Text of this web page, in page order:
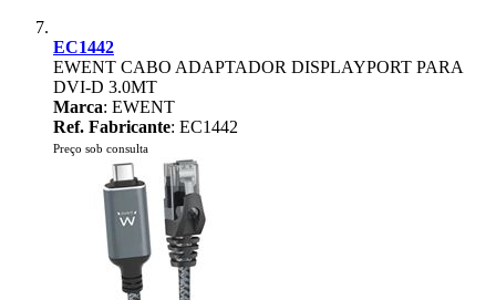
EC1442
EWENT CABO ADAPTADOR DISPLAYPORT PARA
DVI-D 3.0MT
Marca: EWENT
Ref. Fabricante: EC1442
Preço sob consulta